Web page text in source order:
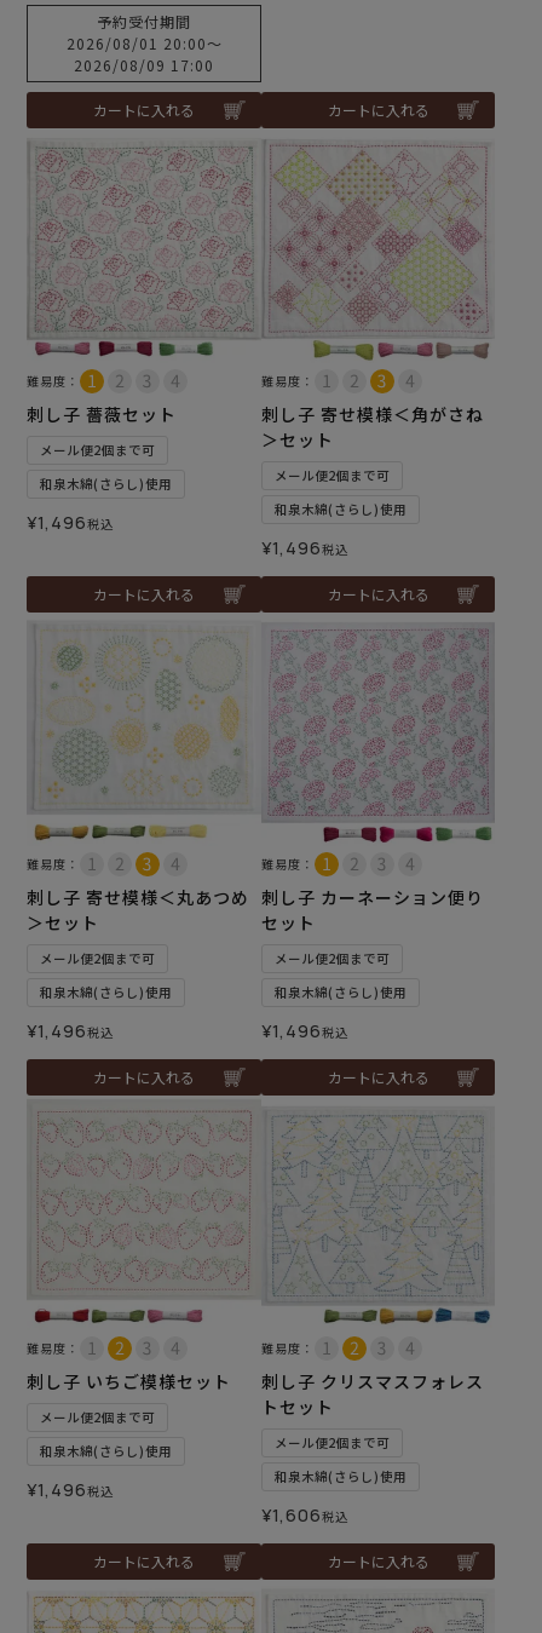
予約受付期間
2026/08/01 20:00〜
2026/08/09 17:00
カートに入れる カートに入れる
難易度：
刺し子 薔薇セット
メール便2個まで可
和泉木綿(さらし)使用
¥1,496税込
カートに入れる
難易度：
刺し子 寄せ模様＜角がさね
＞セット
メール便2個まで可
和泉木綿(さらし)使用
¥1,496税込
カートに入れる
難易度：
刺し子 寄せ模様＜丸あつめ
＞セット
メール便2個まで可
和泉木綿(さらし)使用
¥1,496税込
カートに入れる
難易度：
刺し子 カーネーション便り
セット
メール便2個まで可
和泉木綿(さらし)使用
¥1,496税込
カートに入れる
難易度：
刺し子 いちご模様セット
メール便2個まで可
和泉木綿(さらし)使用
¥1,496税込
カートに入れる
難易度：
刺し子 クリスマスフォレス
トセット
メール便2個まで可
和泉木綿(さらし)使用
¥1,606税込
カートに入れる